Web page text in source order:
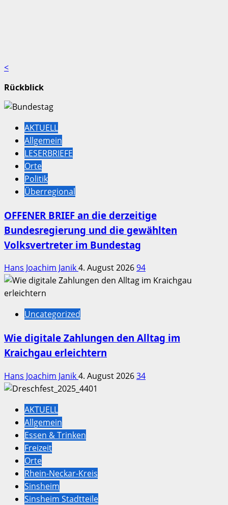
<
Rückblick
AKTUELL
Allgemein
LESERBRIEFE
Orte
Politik
Überregional
OFFENER BRIEF an die derzeitige
Bundesregierung und die gewählten
Volksvertreter im Bundestag
Hans Joachim Janik4. August 202694
Uncategorized
Wie digitale Zahlungen den Alltag im
Kraichgau erleichtern
Hans Joachim Janik4. August 202634
AKTUELL
Allgemein
Essen & Trinken
Freizeit
Orte
Rhein-Neckar-Kreis
Sinsheim
Sinsheim Stadtteile